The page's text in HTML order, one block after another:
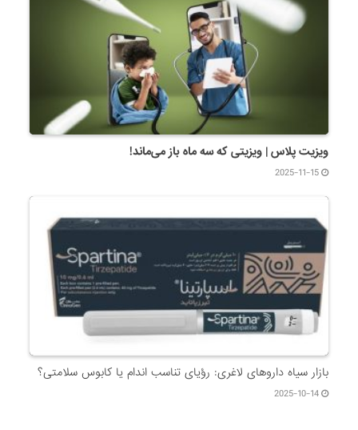
ویزیت پلاس | ویزیتی که سه ماه باز می‌ماند!
2025-11-15
بازار سیاه داروهای لاغری: رؤیای تناسب اندام یا کابوس سلامتی؟
2025-10-14